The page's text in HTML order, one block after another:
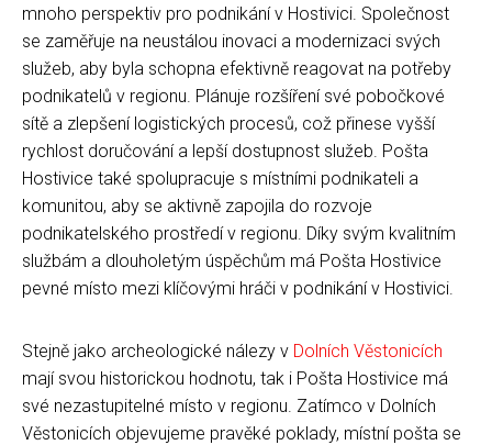
mnoho perspektiv pro podnikání v Hostivici. Společnost
se zaměřuje na neustálou inovaci a modernizaci svých
služeb, aby byla schopna efektivně reagovat na potřeby
podnikatelů v regionu. Plánuje rozšíření své pobočkové
sítě a zlepšení logistických procesů, což přinese vyšší
rychlost doručování a lepší dostupnost služeb. Pošta
Hostivice také spolupracuje s místními podnikateli a
komunitou, aby se aktivně zapojila do rozvoje
podnikatelského prostředí v regionu. Díky svým kvalitním
službám a dlouholetým úspěchům má Pošta Hostivice
pevné místo mezi klíčovými hráči v podnikání v Hostivici.
Stejně jako archeologické nálezy v Dolních Věstonicích
mají svou historickou hodnotu, tak i Pošta Hostivice má
své nezastupitelné místo v regionu. Zatímco v Dolních
Věstonicích objevujeme pravěké poklady, místní pošta se